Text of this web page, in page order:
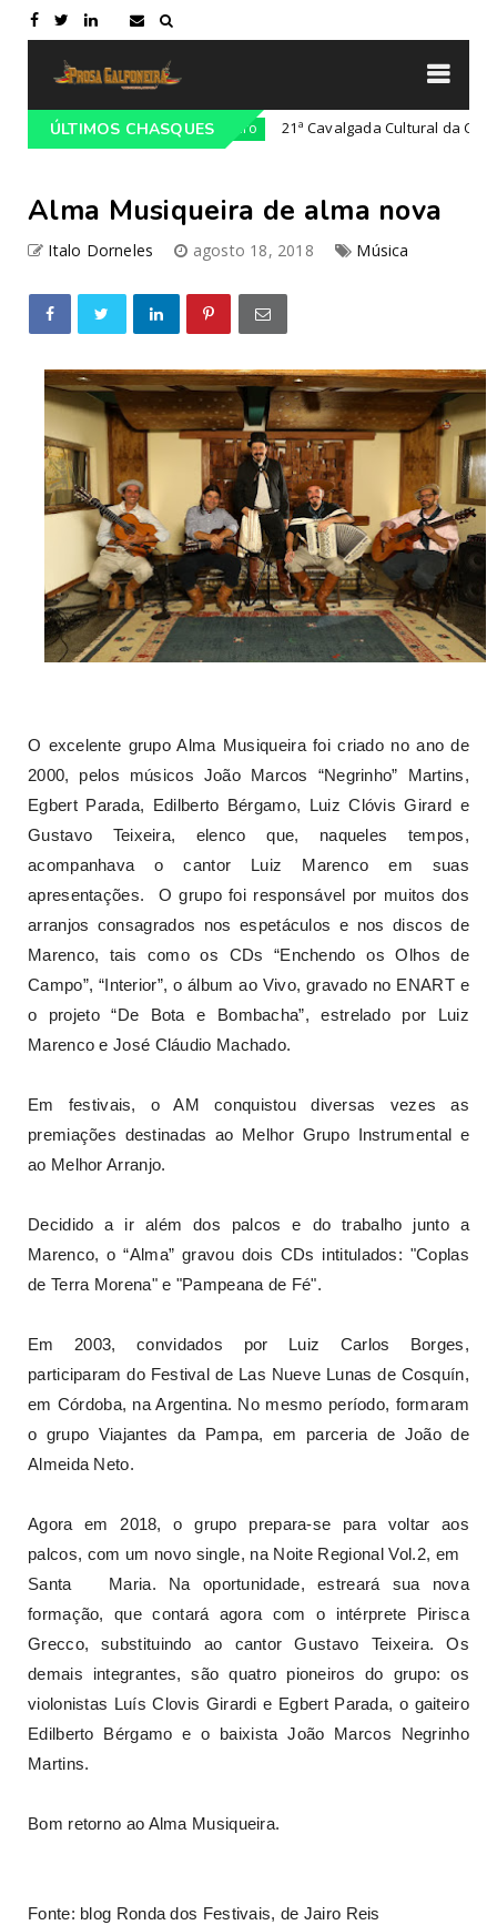
ÚLTIMOS CHASQUES
Lajeado-RS Campeiro 21ª Cavalgada Cultural da Costa Doce
Alma Musiqueira de alma nova
Italo Dorneles agosto 18, 2018 Música
O excelente grupo Alma Musiqueira foi criado no ano de
2000, pelos músicos João Marcos “Negrinho” Martins,
Egbert Parada, Edilberto Bérgamo, Luiz Clóvis Girard e
Gustavo Teixeira, elenco que, naqueles tempos,
acompanhava o cantor Luiz Marenco em suas
apresentações. O grupo foi responsável por muitos dos
arranjos consagrados nos espetáculos e nos discos de
Marenco, tais como os CDs “Enchendo os Olhos de
Campo”, “Interior”, o álbum ao Vivo, gravado no ENART e
o projeto “De Bota e Bombacha”, estrelado por Luiz
Marenco e José Cláudio Machado.
Em festivais, o AM conquistou diversas vezes as
premiações destinadas ao Melhor Grupo Instrumental e
ao Melhor Arranjo.
Decidido a ir além dos palcos e do trabalho junto a
Marenco, o “Alma” gravou dois CDs intitulados: "Coplas
de Terra Morena" e "Pampeana de Fé".
Em 2003, convidados por Luiz Carlos Borges,
participaram do Festival de Las Nueve Lunas de Cosquín,
em Córdoba, na Argentina. No mesmo período, formaram
o grupo Viajantes da Pampa, em parceria de João de
Almeida Neto.
Agora em 2018, o grupo prepara-se para voltar aos
palcos, com um novo single, na Noite Regional Vol.2, em
Santa Maria. Na oportunidade, estreará sua nova
formação, que contará agora com o intérprete Pirisca
Grecco, substituindo ao cantor Gustavo Teixeira. Os
demais integrantes, são quatro pioneiros do grupo: os
violonistas Luís Clovis Girardi e Egbert Parada, o gaiteiro
Edilberto Bérgamo e o baixista João Marcos Negrinho
Martins.
Bom retorno ao Alma Musiqueira.
Fonte: blog Ronda dos Festivais, de Jairo Reis